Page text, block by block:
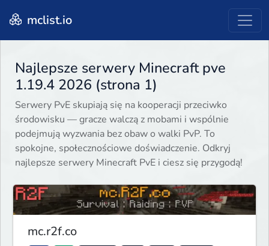
mclist.io
Najlepsze serwery Minecraft pve
1.19.4 2026 (strona 1)
Serwery PvE skupiają się na kooperacji przeciwko
środowisku — gracze walczą z mobami i wspólnie
podejmują wyzwania bez obaw o walki PvP. To
spokojne, społecznościowe doświadczenie. Odkryj
najlepsze serwery Minecraft PvE i ciesz się przygodą!
mc.r2f.co